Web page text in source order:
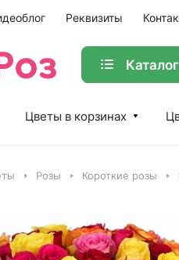
Реквизиты
Каталог
Цветы в корзинах
Розы Короткие розы